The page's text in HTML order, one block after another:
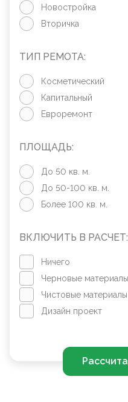
Новостройка
Вторичка
ТИП РЕМОТА:
Косметический
Капитальный
Евроремонт
ПЛОЩАДЬ:
До 50 кв. м.
До 50-100 кв. м.
Более 100 кв. м.
ВКЛЮЧИТЬ В РАСЧЕТ:
Ничего
Черновые материалы
Чистовые материалы
Дизайн проект